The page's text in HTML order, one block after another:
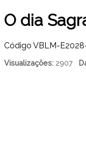
O dia
Código VBLM-
Visualizações: 2907